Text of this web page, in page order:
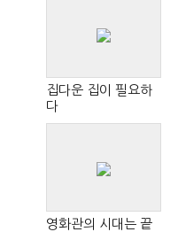
집다운 집이 필요하
다
영화관의 시대는 끝